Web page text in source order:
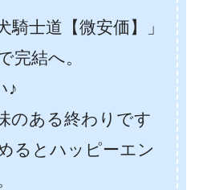
騎士道【微安価】」
完結へ。
♪
のある終わりです
るとハッピーエン